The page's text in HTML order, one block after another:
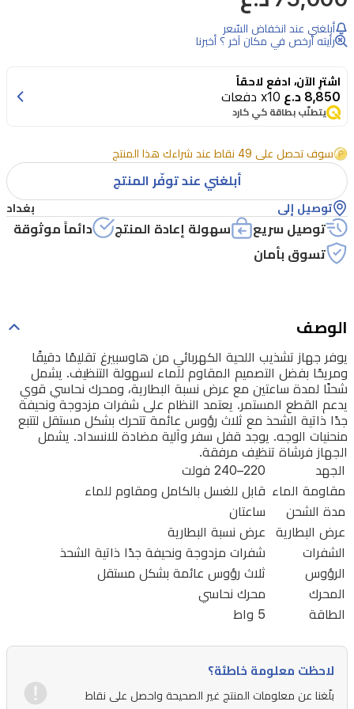
تشذيب
اللحية
من
هاوسبيرغ
دقيقًا
ومريحًا
بفضل
التصميم
المقاوم
التنظيف.
يشمل
شحنًا
لمدة
ساعتين
مع
عرض
نسبة
البطارية،
ومحرك
نحاسي
قوي
يدعم
أبلغني عند انخفاض السّعر
رأيته أرخص في مكان آخر ؟ أخبرنا
اشترِ الآن، ادفع لاحقاً
8,850 د.ع x10 دفعات
يتطلّب بطاقة كي كارد
سوف تحصل على 49 نقاط عند شراءك هذا المنتج
أبلغني عند توفّر المنتج
توصيل إلى بغداد
توصيل سريع سهولة إعادة المنتج
دائماً موثوقة
تسوق بأمان
الوصف
يوفر جهاز تشذيب اللحية الكهربائي من هاوسبيرغ تقليمًا دقيقًا
ومريحًا بفضل التصميم المقاوم للماء لسهولة التنظيف. يشمل
شحنًا لمدة ساعتين مع عرض نسبة البطارية، ومحرك نحاسي قوي
يدعم القطع المستمر. يعتمد النظام على شفرات مزدوجة ونحيفة
جدًا ذاتية الشحذ مع ثلاث رؤوس عائمة تتحرك بشكل مستقل لتتبع
منحنيات الوجه. يوجد قفل سفر وآلية مضادة للانسداد. يشمل
الجهاز فرشاة تنظيف مرفقة.
الجهد
220–240 فولت
مقاومة الماء قابل للغسل بالكامل ومقاوم للماء
مدة الشحن
ساعتان
عرض البطارية
عرض نسبة البطارية
الشفرات
شفرات مزدوجة ونحيفة جدًا ذاتية الشحذ
الرؤوس
ثلاث رؤوس عائمة بشكل مستقل
المحرك
محرك نحاسي
الطاقة
5 واط
لاحظت معلومة خاطئة؟
بلّغنا عن معلومات المنتج غير الصحيحة واحصل على نقاط